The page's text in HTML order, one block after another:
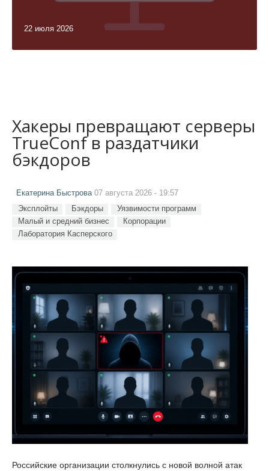
22 июля 2026
Хакеры превращают серверы
TrueConf в раздатчики
бэкдоров
Екатерина Быстрова07 августа 2026 - 19:57
Эксплойты Бэкдоры
Уязвимости программ
Малый и средний бизнес
Корпорации
Лаборатория Касперского
Российские организации столкнулись с новой волной атак